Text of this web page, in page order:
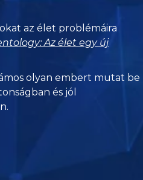
az élet problémáira
Az élet egy új
olyan embert mutat be
és jól